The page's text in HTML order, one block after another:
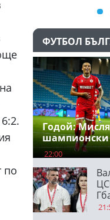
по
ФУТБОЛ
Годой:
22:00